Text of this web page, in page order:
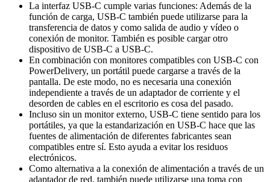
La interfaz USB-C cumple varias funciones: Además de la
función de carga, USB-C también puede utilizarse para la
transferencia de datos y como salida de audio y vídeo o
conexión de monitor. También es posible cargar otro
dispositivo de USB-C a USB-C.
En combinación con monitores compatibles con USB-C con
PowerDelivery, un portátil puede cargarse a través de la
pantalla. De este modo, no es necesaria una conexión
independiente a través de un adaptador de corriente y el
desorden de cables en el escritorio es cosa del pasado.
Incluso sin un monitor externo, USB-C tiene sentido para los
portátiles, ya que la estandarización en USB-C hace que las
fuentes de alimentación de diferentes fabricantes sean
compatibles entre sí. Esto ayuda a evitar los residuos
electrónicos.
Como alternativa a la conexión de alimentación a través de un
adaptador de red, también puede utilizarse una toma con